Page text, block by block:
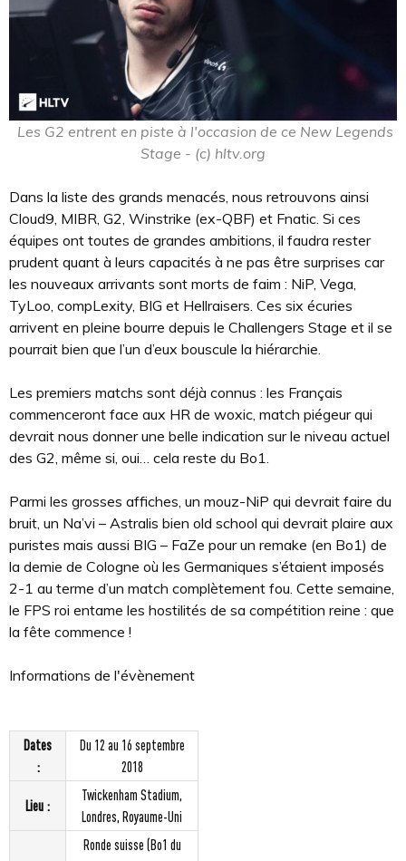
Les G2 entrent en piste à l'occasion de ce New Legends
Stage - (c) hltv.org
Dans la liste des grands menacés, nous retrouvons ainsi
Cloud9, MIBR, G2, Winstrike (ex-QBF) et Fnatic. Si ces
équipes ont toutes de grandes ambitions, il faudra rester
prudent quant à leurs capacités à ne pas être surprises car
les nouveaux arrivants sont morts de faim : NiP, Vega,
TyLoo, compLexity, BIG et Hellraisers. Ces six écuries
arrivent en pleine bourre depuis le Challengers Stage et il se
pourrait bien que l’un d’eux bouscule la hiérarchie.
Les premiers matchs sont déjà connus : les Français
commenceront face aux HR de woxic, match piégeur qui
devrait nous donner une belle indication sur le niveau actuel
des G2, même si, oui… cela reste du Bo1.
Parmi les grosses affiches, un mouz-NiP qui devrait faire du
bruit, un Na’vi – Astralis bien old school qui devrait plaire aux
puristes mais aussi BIG – FaZe pour un remake (en Bo1) de
la demie de Cologne où les Germaniques s’étaient imposés
2-1 au terme d’un match complètement fou. Cette semaine,
le FPS roi entame les hostilités de sa compétition reine : que
la fête commence !
Informations de l'évènement
Dates
:
Du 12 au 16 septembre
2018
Lieu :
Twickenham Stadium,
Londres, Royaume-Uni
Ronde suisse (Bo1 du